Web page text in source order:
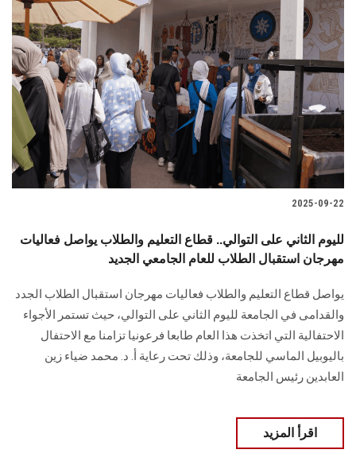
2025-09-22
لليوم الثاني على التوالي.. قطاع التعليم والطلاب يواصل فعاليات
مهرجان استقبال الطلاب للعام الجامعي الجديد
يواصل قطاع التعليم والطلاب فعاليات مهرجان استقبال الطلاب الجدد
والقدامى في الجامعة لليوم الثاني على التوالي، حيث تستمر الأجواء
الاحتفالية التي اتخذت هذا العام طابعا فرعونيا تزامنا مع الاحتفال
باليوبيل الماسي للجامعة، وذلك تحت رعاية أ. د. محمد ضياء زين
العابدين رئيس الجامعة
اقرأ المزيد